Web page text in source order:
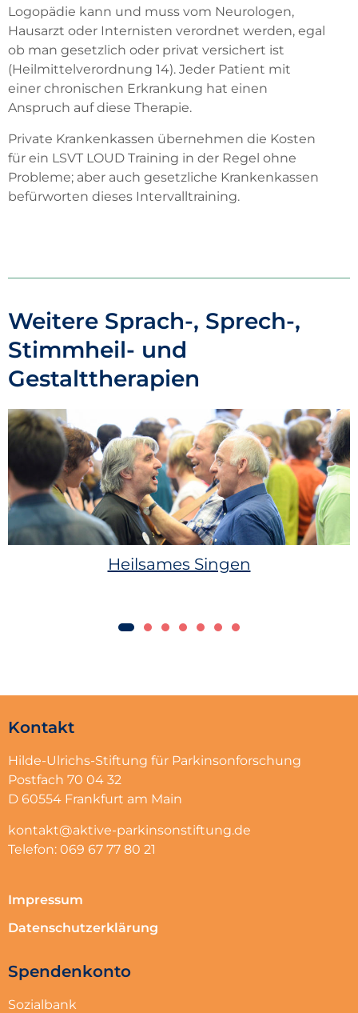
Logopädie kann und muss vom Neurologen,
Hausarzt oder Internisten verordnet werden, egal
ob man gesetzlich oder privat versichert ist
(Heilmittelverordnung 14). Jeder Patient mit
einer chronischen Erkrankung hat einen
Anspruch auf diese Therapie.
Private Krankenkassen übernehmen die Kosten
für ein LSVT LOUD Training in der Regel ohne
Probleme; aber auch gesetzliche Krankenkassen
befürworten dieses Intervalltraining.
Weitere Sprach-, Sprech-,
Stimmheil- und
Gestalttherapien
Heilsames Singen
Kontakt
Hilde-Ulrichs-Stiftung für Parkinsonforschung
Postfach 70 04 32
D 60554 Frankfurt am Main
kontakt@aktive-parkinsonstiftung.de
Telefon: 069 67 77 80 21
Impressum
Datenschutzerklärung
Spendenkonto
Sozialbank